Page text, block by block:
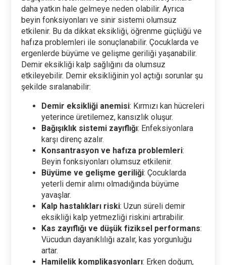
daha yatkın hale gelmeye neden olabilir. Ayrıca
beyin fonksiyonları ve sinir sistemi olumsuz
etkilenir. Bu da dikkat eksikliği, öğrenme güçlüğü ve
hafıza problemleri ile sonuçlanabilir. Çocuklarda ve
ergenlerde büyüme ve gelişme geriliği yaşanabilir.
Demir eksikliği kalp sağlığını da olumsuz
etkileyebilir. Demir eksikliğinin yol açtığı sorunlar şu
şekilde sıralanabilir:
Demir eksikliği anemisi: Kırmızı kan hücreleri
yeterince üretilemez, kansızlık oluşur.
Bağışıklık sistemi zayıflığı: Enfeksiyonlara
karşı direnç azalır.
Konsantrasyon ve hafıza problemleri:
Beyin fonksiyonları olumsuz etkilenir.
Büyüme ve gelişme geriliği: Çocuklarda
yeterli demir alımı olmadığında büyüme
yavaşlar.
Kalp hastalıkları riski: Uzun süreli demir
eksikliği kalp yetmezliği riskini artırabilir.
Kas zayıflığı ve düşük fiziksel performans:
Vücudun dayanıklılığı azalır, kas yorgunluğu
artar.
Hamilelik komplikasyonları: Erken doğum,